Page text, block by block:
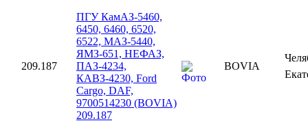
209.187
ПГУ КамАЗ-5460,
6450, 6460, 6520,
6522, МАЗ-5440,
ЯМЗ-651, НЕФАЗ,
ПАЗ-4234,
КАВЗ-4230, Ford
Cargo, DAF,
9700514230 (BOVIA)
209.187
BOVIA